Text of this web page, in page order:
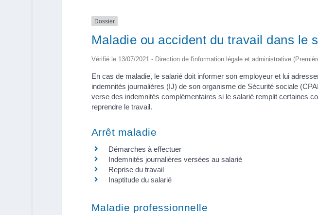
Dossier
Maladie ou accident du travail dans le
Vérifié le 13/07/2021 - Direction de l'information légale et administrative
En cas de maladie, le salarié doit informer son employeur et lui
indemnités journalières (IJ) de son organisme de Sécurité sociale
verse des indemnités complémentaires si le salarié remplit certaines
reprendre le travail.
Arrêt maladie
Démarches à effectuer
Indemnités journalières versées au salarié
Reprise du travail
Inaptitude du salarié
Maladie professionnelle